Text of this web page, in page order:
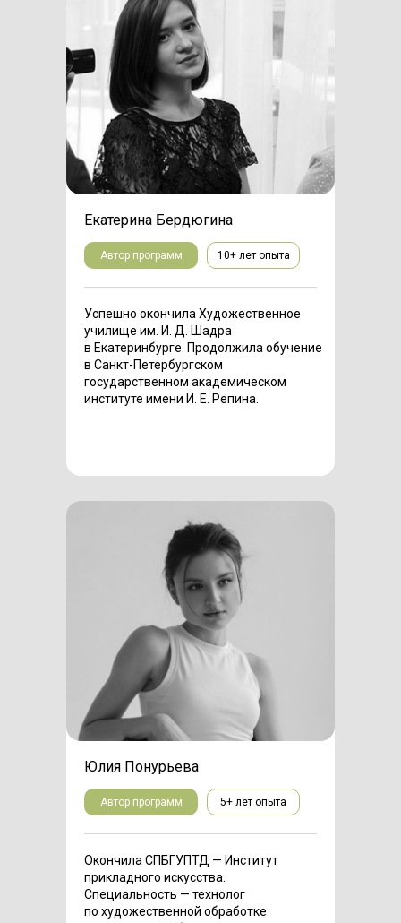
10+ лет опыта
Екатерина Бердюгина
Автор программ
Успешно окончила Художественное
училище им. И. Д. Шадра
в Екатеринбурге. Продолжила обучение
в Санкт-Петербургском
государственном академическом
институте имени И. Е. Репина.
5+ лет опыта
Юлия Понурьева
Автор программ
Окончила СПБГУПТД — Институт
прикладного искусства.
Специальность — технолог
по художественной обработке